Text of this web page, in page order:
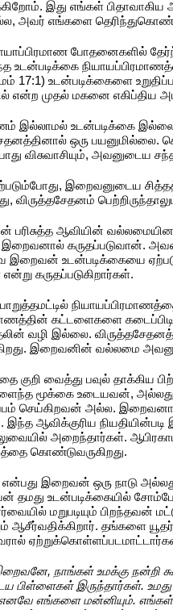
இது எங்கள்
அவர் எங்களை
போதனைகளில்
உடன்படிக்கை
17:1) உடன்படிக்கைளை
என்ற முதல் மகனை எகிப்திய
இல்லாமல் உடன்படிக்கை இல்லை
ஒரு
விசுவாசியும், அவனுடைய
இறைவனுடைய
விருத்தசேதனம்
பரிசுத்த ஆவியின்
கருதப்படுவான். அவன்
இறைவன் உடன்படிக்கையை
கருதப்படுகிறார்கள்.
கட்டளைகளை
வழி இல்லை.
இறைவனின் வல்லமை
குறி வைத்து பவுல் தாக்கிய
மூக்கை உடையவன்,
செய்கிறவன் அல்ல.
ஆவிக்குரிய
அறைந்தார்கள்.
கொண்டுவருகிறது.
இறைவன் ஒரு நாடு
தமது உடன்படிக்கையில்
மறுபடியும்
ஆசீர்வதிக்கிறார். தங்களை
நாங்கள் உமக்கு நன்றி
இருந்தார்கள். உமது
எங்களை மன்னியும். எங்கள்